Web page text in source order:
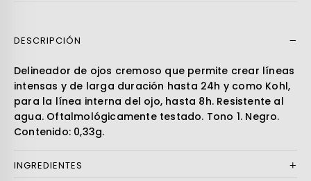
DESCRIPCIÓN
Delineador de ojos cremoso que permite crear líneas
intensas y de larga duración hasta 24h y como Kohl,
para la línea interna del ojo, hasta 8h. Resistente al
agua. Oftalmológicamente testado. Tono 1. Negro.
Contenido: 0,33g.
INGREDIENTES